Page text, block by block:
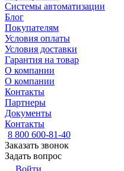
Системы автоматизации
Блог
Покупателям
Условия оплаты
Условия доставки
Гарантия на товар
О компании
О компании
Контакты
Партнеры
Документы
Контакты
8 800 600-81-40
Заказать звонок
Задать вопрос
Войти